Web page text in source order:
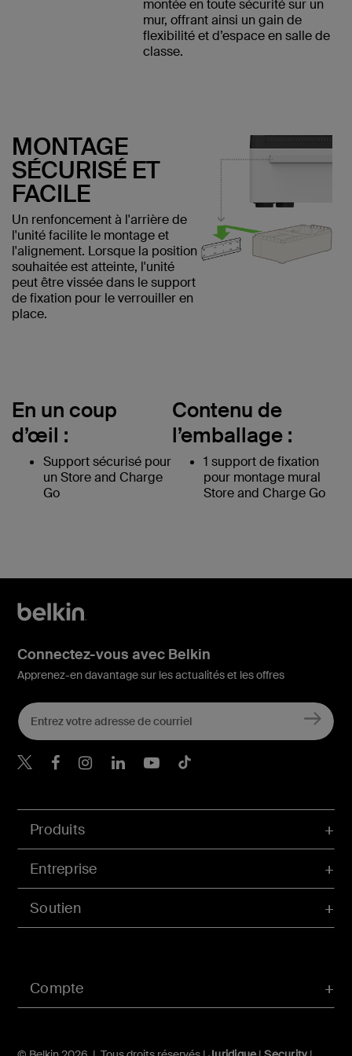
montée en toute sécurité sur un
mur, offrant ainsi un gain de
flexibilité et d’espace en salle de
classe.
MONTAGE
SÉCURISÉ ET
FACILE
Un renfoncement à l'arrière de
l'unité facilite le montage et
l'alignement. Lorsque la position
souhaitée est atteinte, l'unité
peut être vissée dans le support
de fixation pour le verrouiller en
place.
En un coup
d’œil :
Support sécurisé pour
un Store and Charge
Go
Contenu de
l’emballage :
1 support de fixation
pour montage mural
Store and Charge Go
Compte
Produits
Entreprise
Soutien
Connectez-vous avec Belkin
Apprenez-en davantage sur les actualités et les offres
Belkin Twitter
Belkin Facebook
Belkin Instagram
Belkin LinkedIn
Belkin Youtube
Belkin TikTok